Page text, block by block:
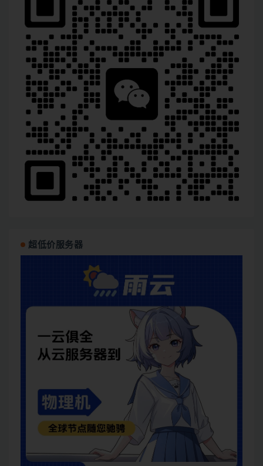
超低价服务器